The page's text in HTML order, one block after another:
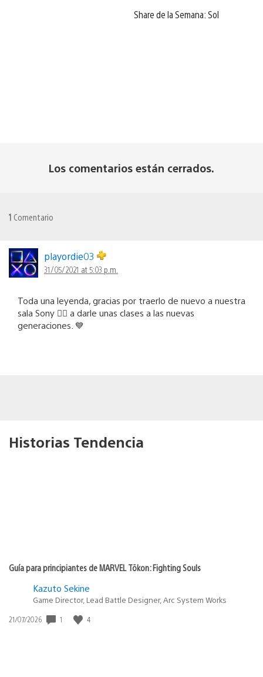
Share de la Semana: Sol
Los comentarios están cerrados.
1 Comentario
playordie03
31/05/2021 at 5:03 p.m.
Toda una leyenda, gracias por traerlo de nuevo a nuestra
sala Sony 👍🏼 a darle unas clases a las nuevas
generaciones. 💙
Historias Tendencia
Guía para principiantes de MARVEL Tōkon: Fighting Souls
Kazuto Sekine
Game Director, Lead Battle Designer, Arc System Works
Fecha
21/07/2026 1 4